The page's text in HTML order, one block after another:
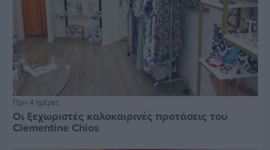
Πριν 4 ημέρες
Οι ξεχωριστές καλοκαιρινές προτάσεις του
Clementine Chios